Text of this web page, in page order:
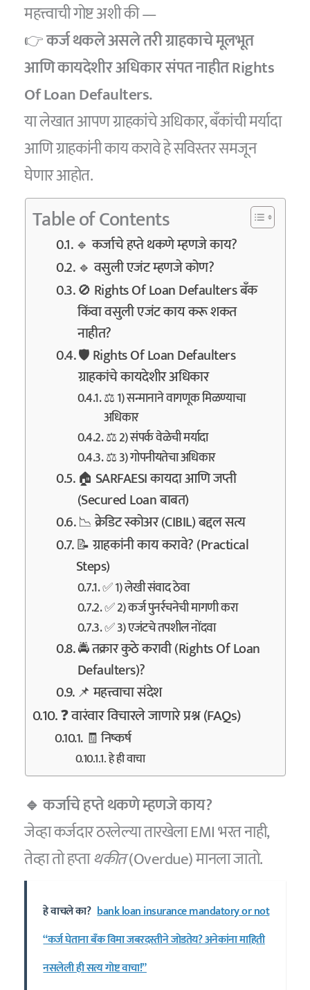
महत्त्वाची गोष्ट अशी की —
👉कर्ज थकले असले तरी ग्राहकाचे मूलभूत
आणि कायदेशीर अधिकार संपत नाहीत Rights
Of Loan Defaulters.
या लेखात आपण ग्राहकांचे अधिकार, बँकांची मर्यादा
आणि ग्राहकांनी काय करावे हे सविस्तर समजून
घेणार आहोत.
Table of Contents
🔹 कर्जाचे हप्ते थकणे म्हणजे काय?
🔹 वसुली एजंट म्हणजे कोण?
🚫 Rights Of Loan Defaulters बँक
किंवा वसुली एजंट काय करू शकत
नाहीत?
🛡️ Rights Of Loan Defaulters
ग्राहकांचे कायदेशीर अधिकार
⚖️ 1) सन्मानाने वागणूक मिळण्याचा
अधिकार
⚖️ 2) संपर्क वेळेची मर्यादा
⚖️ 3) गोपनीयतेचा अधिकार
🏠 SARFAESI कायदा आणि जप्ती
(Secured Loan बाबत)
📉 क्रेडिट स्कोअर (CIBIL) बद्दल सत्य
📝 ग्राहकांनी काय करावे? (Practical
Steps)
✅ 1) लेखी संवाद ठेवा
✅ 2) कर्ज पुनर्रचनेची मागणी करा
✅ 3) एजंटचे तपशील नोंदवा
🚔 तक्रार कुठे करावी (Rights Of Loan
Defaulters)?
📌 महत्त्वाचा संदेश
❓ वारंवार विचारले जाणारे प्रश्न (FAQs)
🧾 निष्कर्ष
हे ही वाचा
🔹 कर्जाचे हप्ते थकणे म्हणजे काय?
जेव्हा कर्जदार ठरलेल्या तारखेला EMI भरत नाही,
तेव्हा तो हप्ताथकीत(Overdue) मानला जातो.
हे वाचले का? bank loan insurance mandatory or not
“कर्ज घेताना बँक विमा जबरदस्तीने जोडतेय? अनेकांना माहिती
नसलेली ही सत्य गोष्ट वाचा!”